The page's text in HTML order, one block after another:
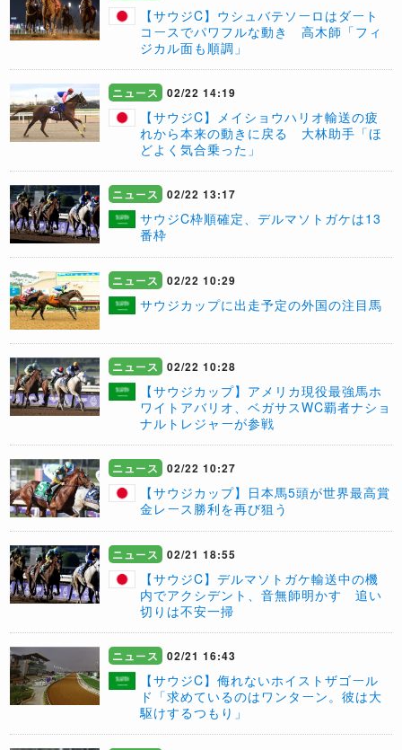
【サウジC】ウシュバテソーロはダート
コースでパワフルな動き 高木師「フィ
ジカル面も順調」
ニュース 02/22 14:19
【サウジC】メイショウハリオ輸送の疲
れから本来の動きに戻る 大林助手「ほ
どよく気合乗った」
ニュース 02/22 13:17
サウジC枠順確定、デルマソトガケは13
番枠
ニュース 02/22 10:29
サウジカップに出走予定の外国の注目馬
ニュース 02/22 10:28
【サウジカップ】アメリカ現役最強馬ホ
ワイトアバリオ、ベガサスWC覇者ナショ
ナルトレジャーが参戦
ニュース 02/22 10:27
【サウジカップ】日本馬5頭が世界最高賞
金レース勝利を再び狙う
ニュース 02/21 18:55
【サウジC】デルマソトガケ輸送中の機
内でアクシデント、音無師明かす 追い
切りは不安一掃
ニュース 02/21 16:43
【サウジC】侮れないホイストザゴール
ド「求めているのはワンターン。彼は大
駆けするつもり」